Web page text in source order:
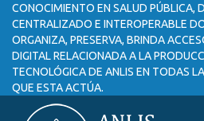
CONOCIMIENTO EN SALUD PÚBLICA,
CENTRALIZADO E INTEROPERABLE
ORGANIZA, PRESERVA, BRINDA
DIGITAL RELACIONADA A LA
TECNOLÓGICA DE ANLIS EN TODAS
QUE ESTA ACTÚA.